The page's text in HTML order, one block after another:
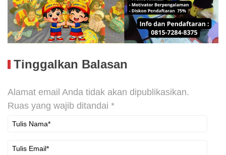
Tinggalkan Balasan
Alamat email Anda tidak akan dipublikasikan.
Ruas yang wajib ditandai *